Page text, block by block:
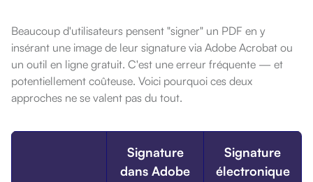
Beaucoup d'utilisateurs pensent "signer" un PDF en y
insérant une image de leur signature via Adobe Acrobat ou
un outil en ligne gratuit. C'est une erreur fréquente — et
potentiellement coûteuse. Voici pourquoi ces deux
approches ne se valent pas du tout.
Signature
dans Adobe
Signature
électronique